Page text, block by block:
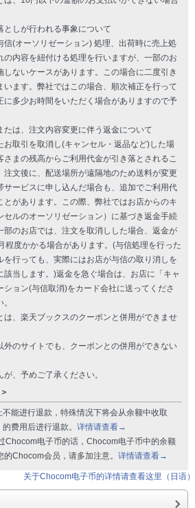
としが行われる事象について
信(オーソリゼーション) 処理、出荷時に売上処
の内容を紐付ける処理を行いますが、一部のお
しないケースがあります。この場合に二度引き
います。弊社ではこの場合、順次補正を行って
に多少お時間をいただく場合がありますので予
たは、注文内容変更に伴う返金について
お取引を取消し(キャンセル・返品など)した場
さまの残高からご利用代金が引き落とされるこ
注文後に、配送場所が遠隔地のため送料が変更
サービスに申し込んだ場合も、追加でご利用代
とがあります。この際、弊社ではお店からのキ
セルのオーソリゼーション）に基づき返金手続
部のお店では、注文を取消しした場合、返金が
程度かかる場合があります。(与信処理を行った
を行っても、実際にはお店が与信の取り消しを
該当します。)返金を急ぐ場合は、お店に「キャ
ション(与信取消)をカード会社に送ってくださ
は、楽天ブックスのクーポンと併用ができませ
外のサイトでも、クーポンとの併用ができない
、予めご了承ください。
能进行退款，特殊情况下将会从余额中收取
费用后进行退款。 详情请查看→
Chocom电子币的话，Chocom电子币中的余额
Chocom会员，请多加注意。 详情请查看→
关于Chocom电子币的详情请查看这里（日语）